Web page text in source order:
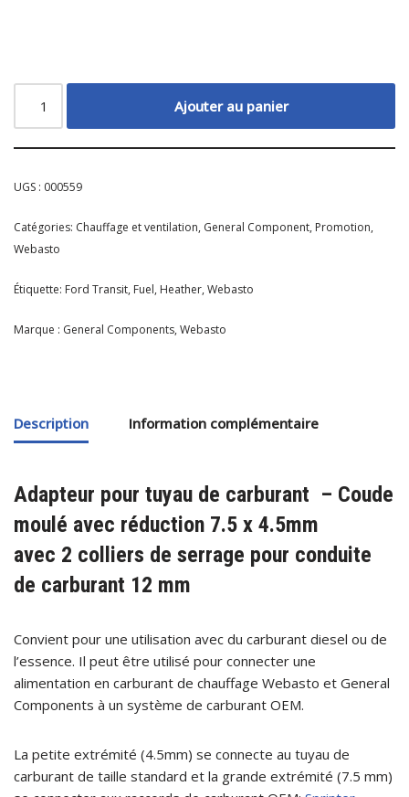
Ajouter au panier
UGS : 000559
Catégories: Chauffage et ventilation, General Component, Promotion,
Webasto
Étiquette: Ford Transit, Fuel, Heather,Webasto
Marque : General Components,Webasto
Description Information complémentaire
Adapteur pour tuyau de carburant – Coude
moulé avec réduction 7.5 x 4.5mm
avec 2 colliers de serrage pour conduite
de carburant 12 mm
Convient pour une utilisation avec du carburant diesel ou de
l’essence. Il peut être utilisé pour connecter une
alimentation en carburant de chauffage Webasto et General
Components à un système de carburant OEM.
La petite extrémité (4.5mm) se connecte au tuyau de
carburant de taille standard et la grande extrémité (7.5 mm)